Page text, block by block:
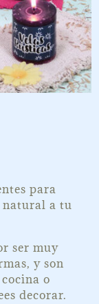
para
natural a tu
ser muy
y son
o
decorar.